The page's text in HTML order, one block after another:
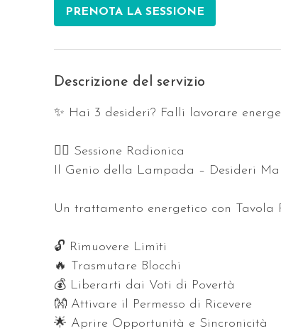
i
PRENOTA LA SESSIONE
Descrizione del servizio
✨ Hai 3 desideri? Falli lavorare
🧞‍♂️ Sessione Radionica
Il Genio della Lampada – Desideri
Un trattamento energetico con Tavola
🔓 Rimuovere Limiti
🔥 Trasmutare Blocchi
💰 Liberarti dai Voti di Povertà
👐 Attivare il Permesso di Ricevere
🌟 Aprire Opportunità e Sincronicità